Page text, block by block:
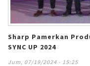
Sharp Pamerkan
SYNC UP 2024
Jum, 07/19/2024 - 15:25